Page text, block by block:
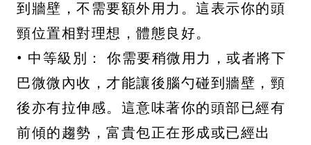
到牆壁，不需要額外用力。這表示你的頭
頸位置相對理想，體態良好。
• 中等級別： 你需要稍微用力，或者將下
巴微微內收，才能讓後腦勺碰到牆壁，頸
後亦有拉伸感。這意味著你的頭部已經有
前傾的趨勢，富貴包正在形成或已經出